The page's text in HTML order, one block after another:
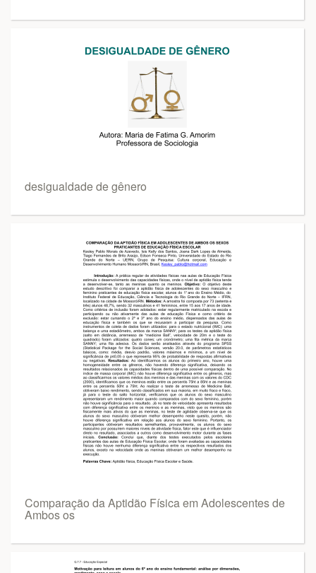
desigualdade de gênero
Comparação da Aptidão Física em Adolescentes de
Ambos os